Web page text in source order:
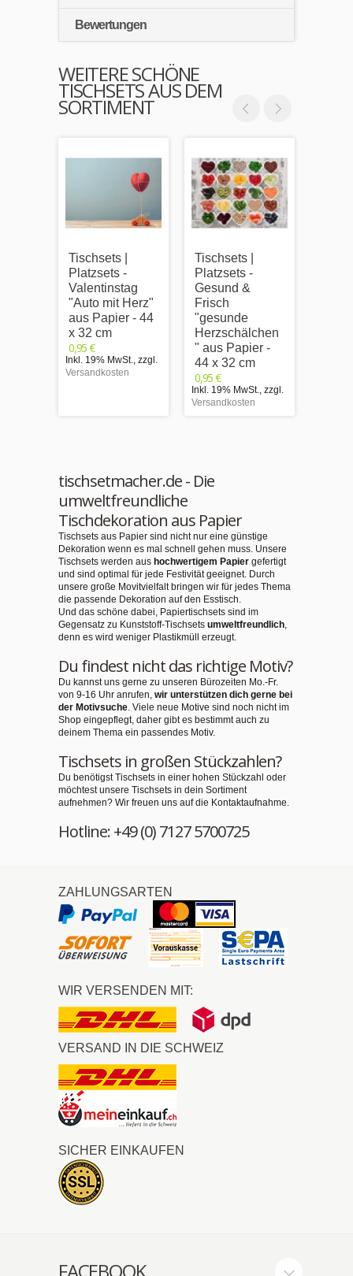
Bewertungen
WEITERE SCHÖNE
TISCHSETS AUS DEM
SORTIMENT
Tischsets |
Platzsets -
Valentinstag
"Auto mit Herz"
aus Papier - 44
x 32 cm
0,95 €
Inkl. 19% MwSt., zzgl.
Versandkosten
Tischsets |
Platzsets -
Gesund &
Frisch
"gesunde
Herzschälchen
" aus Papier -
44 x 32 cm
0,95 €
Inkl. 19% MwSt., zzgl.
Versandkosten
tischsetmacher.de - Die
umweltfreundliche
Tischdekoration aus Papier
Tischsets aus Papier sind nicht nur eine günstige
Dekoration wenn es mal schnell gehen muss. Unsere
Tischsets werden aus hochwertigem Papier gefertigt
und sind optimal für jede Festivität geeignet. Durch
unsere große Movitvielfalt bringen wir für jedes Thema
die passende Dekoration auf den Esstisch.
Und das schöne dabei, Papiertischsets sind im
Gegensatz zu Kunststoff-Tischsets umweltfreundlich,
denn es wird weniger Plastikmüll erzeugt.
Du findest nicht das richtige Motiv?
Du kannst uns gerne zu unseren Bürozeiten Mo.-Fr.
von 9-16 Uhr anrufen, wir unterstützen dich gerne bei
der Motivsuche. Viele neue Motive sind noch nicht im
Shop eingepflegt, daher gibt es bestimmt auch zu
deinem Thema ein passendes Motiv.
Tischsets in großen Stückzahlen?
Du benötigst Tischsets in einer hohen Stückzahl oder
möchtest unsere Tischsets in dein Sortiment
aufnehmen? Wir freuen uns auf die Kontaktaufnahme.
Hotline: +49 (0) 7127 5700725
ZAHLUNGSARTEN
WIR VERSENDEN MIT:
VERSAND IN DIE SCHWEIZ
SICHER EINKAUFEN